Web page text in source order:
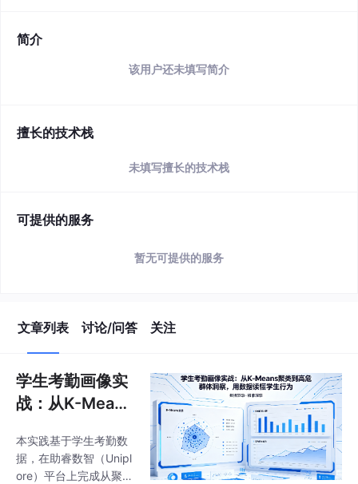
简介
该用户还未填写简介
擅长的技术栈
未填写擅长的技术栈
可提供的服务
暂无可提供的服务
文章列表 讨论/问答 关注
学生考勤画像实
战：从K-Means
洞察，用数据读
懂学生行为
本实践基于学生考勤数
据，在助睿数智（Unipl
ore）平台上完成从聚类